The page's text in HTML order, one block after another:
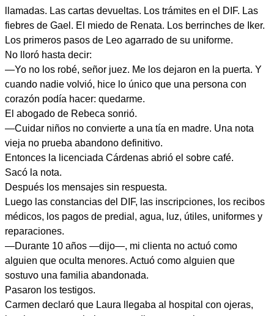
llamadas. Las cartas devueltas. Los trámites en el DIF. Las
fiebres de Gael. El miedo de Renata. Los berrinches de Iker.
Los primeros pasos de Leo agarrado de su uniforme.
No lloró hasta decir:
—Yo no los robé, señor juez. Me los dejaron en la puerta. Y
cuando nadie volvió, hice lo único que una persona con
corazón podía hacer: quedarme.
El abogado de Rebeca sonrió.
—Cuidar niños no convierte a una tía en madre. Una nota
vieja no prueba abandono definitivo.
Entonces la licenciada Cárdenas abrió el sobre café.
Sacó la nota.
Después los mensajes sin respuesta.
Luego las constancias del DIF, las inscripciones, los recibos
médicos, los pagos de predial, agua, luz, útiles, uniformes y
reparaciones.
—Durante 10 años —dijo—, mi clienta no actuó como
alguien que oculta menores. Actuó como alguien que
sostuvo una familia abandonada.
Pasaron los testigos.
Carmen declaró que Laura llegaba al hospital con ojeras,